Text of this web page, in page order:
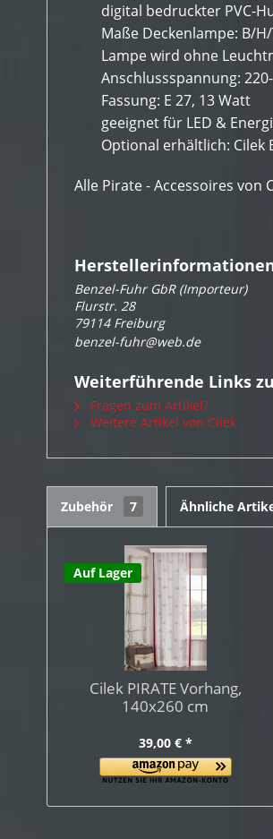
digital bedruckter PVC-
Maße Deckenlampe: B/
Lampe wird ohne
Anschlussspannung:
Fassung: E 27, 13 Watt
geeignet für LED &
Optional erhältlich: Cilek
Alle Pirate - Accessoires von
Benzel-Fuhr GbR (Importeur)
Flurstr. 28
79114 Freiburg
benzel-fuhr@web.de
Weiterführende Links
Fragen zum Artikel?
Weitere Artikel von Cilek
Zubehör 7 Ähnliche
Auf Lager
Cilek PIRATE Vorhang,
140x260 cm
39,00 € *